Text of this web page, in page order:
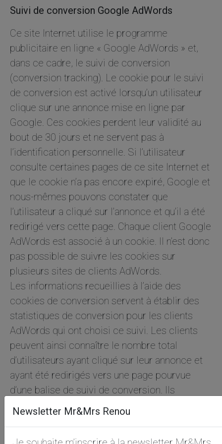
Suivi de conversion Google AdWords
Ce site Internet utilise le programme
publicitaire en ligne « Google AdWords » et,
dans ce cadre, le suivi de conversion
(conversion tracking). Le cookie pour le suivi
de conversion est activé lorsqu’un utilisateur
clique sur une annonce mise en ligne par
Google. Ces cookies perdent leur validité au
bout de 30 jours et ne servent pas à
l’identification personnelle. Si l’utilisateur
consulte certaines pages de ce site Internet et
que le cookie n’a pas encore expiré, Google et
nous-mêmes pouvons constater que
l’utilisateur a cliqué sur l’annonce et qu’il a été
redirigé vers cette page. Chaque client Google
AdWords est associé à un cookie. Il n’est donc
pas possible de suivre les cookies sur
plusieurs sites de clients AdWords.
Les informations recueillies à l’aide des
cookies de conversion servent à établir des
statistiques de conversion pour les clients
AdWords qui ont choisi ce suivi. Les clients
peuvent ainsi connaître le nombre total
d’utilisateurs ayant cliqué sur leur annonce et
ayant été redirigés vers une page pourvue
d’une balise de suivi de conversion. Ils
n’obtiennent cependant aucune information
Newsletter Mr&Mrs Renou